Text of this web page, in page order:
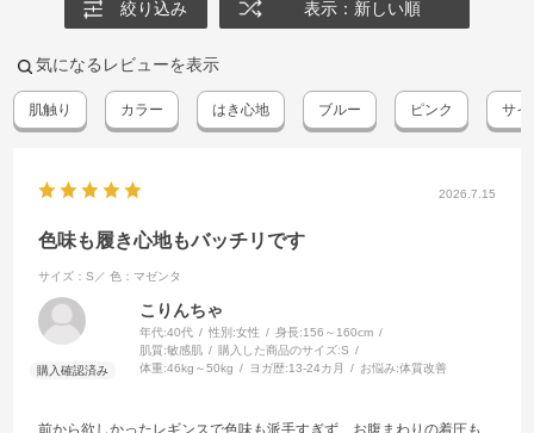
絞り込み 表示：新しい順
気になるレビューを表示
肌触り カラー はき心地 ブルー ピンク サイ
2026.7.15
色味も履き心地もバッチリです
サイズ：S／ 色：マゼンタ
こりんちゃ
年代:40代 性別:女性 身長:156～160cm
肌質:敏感肌 購入した商品のサイズ:S
体重:46kg～50kg ヨガ歴:13-24カ月 お悩み:体質改善
前から欲しかったレギンスで色味も派手すぎず、お腹まわりの着圧も